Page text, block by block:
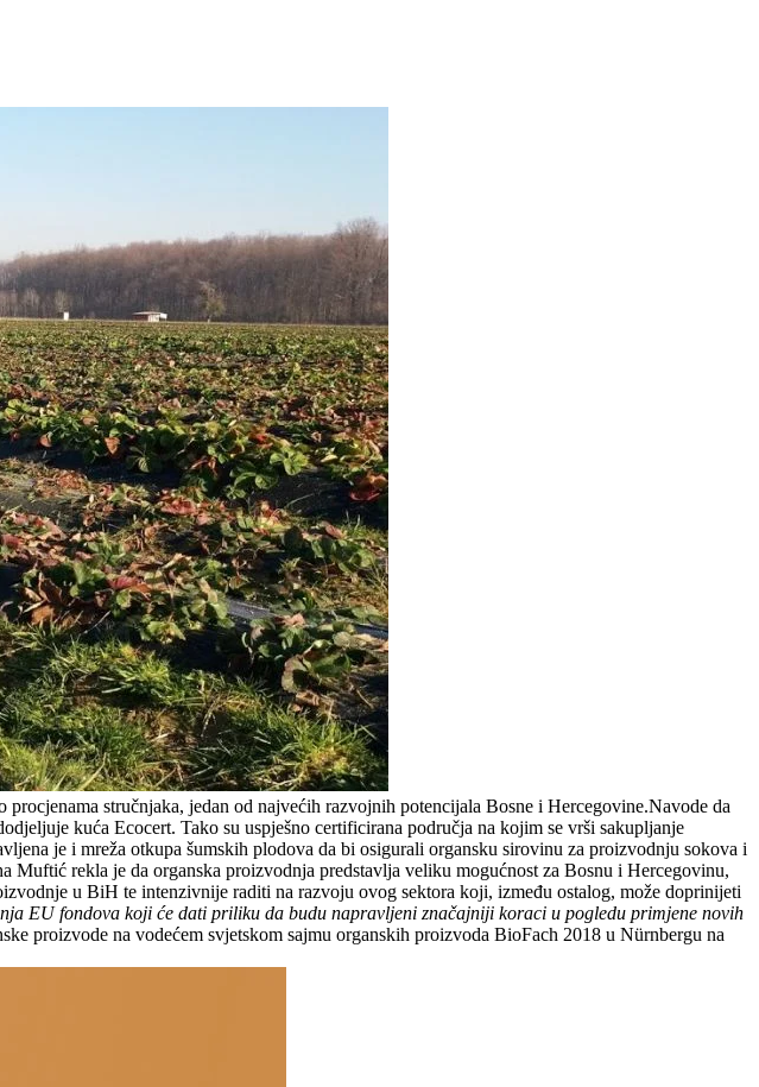
stručnjaka, jedan od najvećih razvojnih potencijala Bosne i Hercegovine.Navode da
kuća Ecocert. Tako su uspješno certificirana područja na kojim se vrši sakupljanje
je i mreža otkupa šumskih plodova da bi osigurali organsku sirovinu za proizvodnju sokova i
rekla je da organska proizvodnja predstavlja veliku mogućnost za Bosnu i Hercegovinu,
u BiH te intenzivnije raditi na razvoju ovog sektora koji, između ostalog, može doprinijeti
EU fondova koji će dati priliku da budu napravljeni značajniji koraci u pogledu primjene novih
proizvode na vodećem svjetskom sajmu organskih proizvoda BioFach 2018 u Nürnbergu na